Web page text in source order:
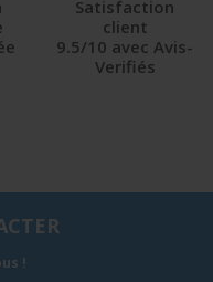
Satisfaction
client
9.5/10 avec Avis-
Verifiés
!